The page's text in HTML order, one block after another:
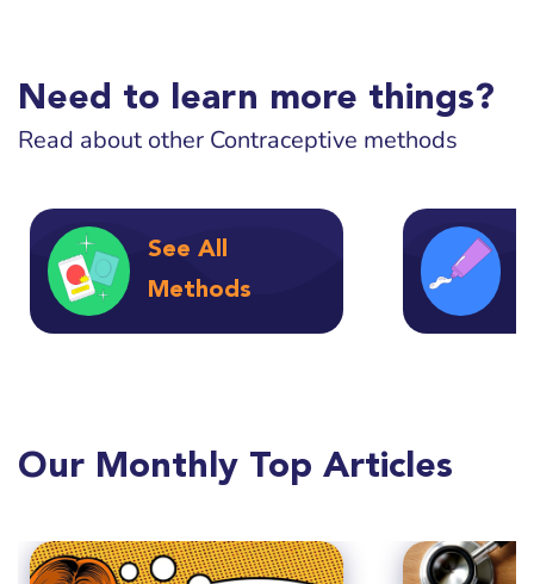
Need to learn more things?
Read about other Contraceptive methods
See All
Methods
Our Monthly Top Articles